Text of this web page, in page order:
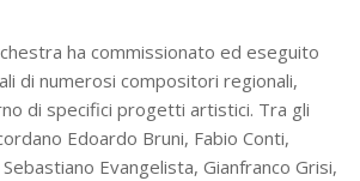
ha commissionato ed eseguito
di numerosi compositori regionali,
di specifici progetti artistici. Tra gli
Edoardo Bruni, Fabio Conti,
Evangelista, Gianfranco Grisi,